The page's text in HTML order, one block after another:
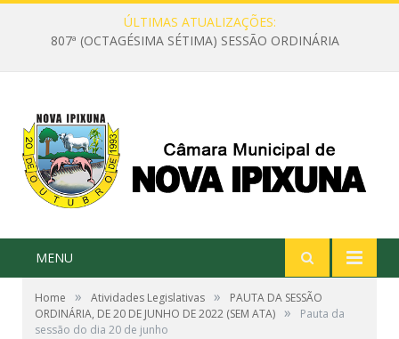
ÚLTIMAS ATUALIZAÇÕES:
807ª (OCTAGÉSIMA SÉTIMA) SESSÃO ORDINÁRIA
MENU
Home » Atividades Legislativas »
PAUTA DA SESSÃO
ORDINÁRIA, DE 20 DE JUNHO DE 2022 (SEM ATA) »
Pauta da
sessão do dia 20 de junho